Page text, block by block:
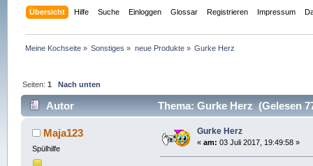
Übersicht Hilfe Suche Einloggen Glossar Registrieren Impressum
Meine Kochseite » Sonstiges » neue Produkte» Gurke Herz
Seiten:1 Nach unten
Autor Thema: Gurke Herz (Gelesen
Maja123
Spülhilfe
Gurke Herz
« am: 03 Juli 2017, 19:49:58 »